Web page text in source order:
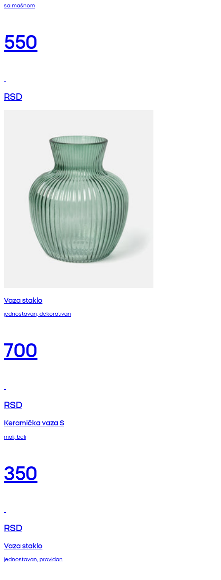
sa mašnom
550
RSD
Vaza staklo
jednostavan, dekorativan
700
RSD
Keramička vaza S
mali, beli
350
RSD
Vaza staklo
jednostavan, providan